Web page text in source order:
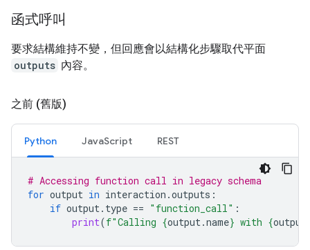
函式呼叫
要求結構維持不變，但回應會以結構化步驟取代平面
outputs 內容。
之前 (舊版)
Python JavaScript REST
# Accessing function call in legacy schema
for output in interaction .outputs :
if output. type == "function_call" :
print(f"Calling {output.name} with {output